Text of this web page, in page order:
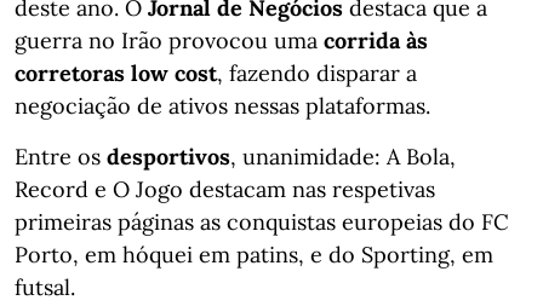
deste ano. O Jornal de Negócios destaca que a
guerra no Irão provocou uma corrida às
corretoras low cost, fazendo disparar a
negociação de ativos nessas plataformas.
Entre os desportivos, unanimidade: A Bola,
Record e O Jogo destacam nas respetivas
primeiras páginas as conquistas europeias do FC
Porto, em hóquei em patins, e do Sporting, em
futsal.